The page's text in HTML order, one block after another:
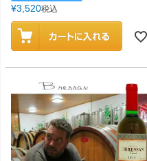
¥3,520税込